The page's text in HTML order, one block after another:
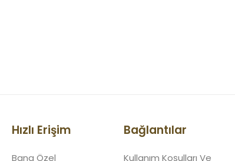
Hızlı Erişim
Bana Özel
Bağlantılar
Kullanım Koşulları Ve